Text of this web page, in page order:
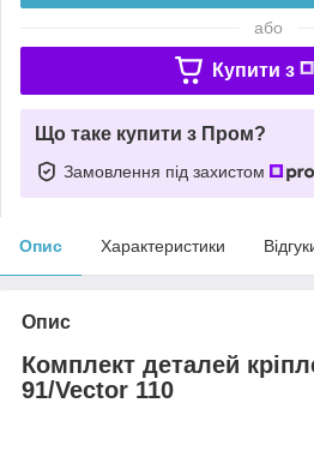
або
Купити з
Що таке купити з Пром?
Замовлення під захистом
Опис Характеристики
Опис
Комплект деталей
91/Vector 110